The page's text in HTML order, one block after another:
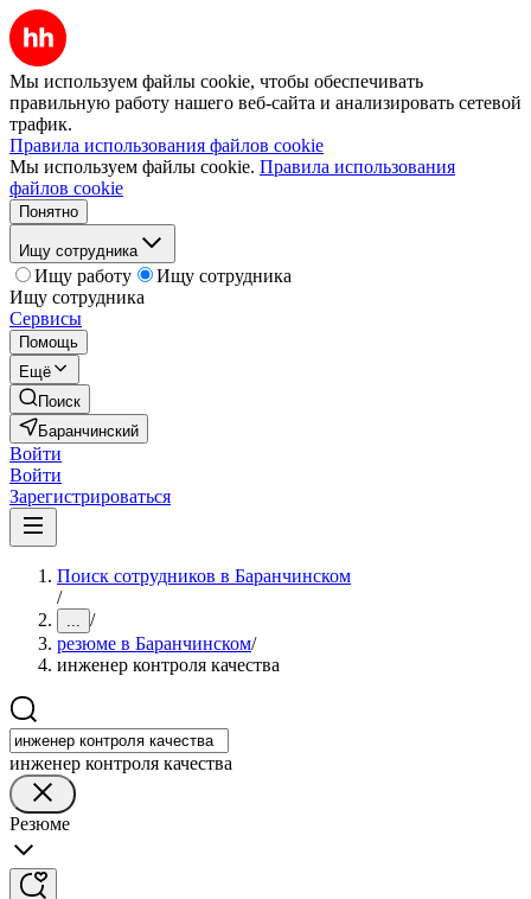
Мы используем файлы cookie, чтобы обеспечивать
правильную работу нашего веб-сайта и анализировать сетевой
трафик.
Правила использования файлов cookie
Мы используем файлы cookie. Правила использования
файлов cookie
Понятно
Ищу сотрудника
Ищу работу
Ищу сотрудника
Ищу сотрудника
Сервисы
Помощь
Ещё
Поиск
Баранчинский
Войти
Войти
Зарегистрироваться
Поиск сотрудников в Баранчинском
/
... /
резюме в Баранчинском/
инженер контроля качества
инженер контроля качества
Резюме